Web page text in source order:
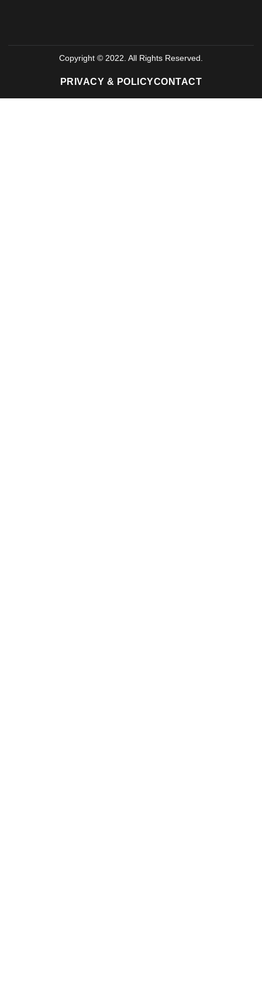
Copyright © 2022. All Rights Reserved.
PRIVACY & POLICYCONTACT